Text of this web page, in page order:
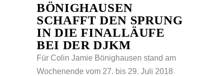
BÖNIGHAUSEN
SCHAFFT DEN SPRUNG
IN DIE FINALLÄUFE
BEI DER DJKM
Für Colin Jamie Bönighausen stand am
Wochenende vom 27. bis 29. Juli 2018